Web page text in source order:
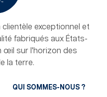
exceptionnel et
fabriqués aux États-
œil sur l'horizon des
la terre.
QUI SOMMES-NOUS ?